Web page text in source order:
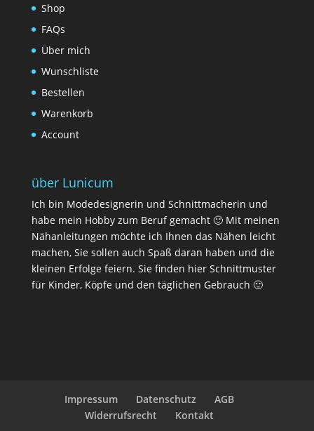
Shop
FAQs
Über mich
Wunschliste
Bestellen
Warenkorb
Account
über Lunicum
Ich bin Modedesignerin und Schnittmacherin und
habe mein Hobby zum Beruf gemacht 🙂 Mit meinen
Nähanleitungen möchte ich Ihnen das Nähen leicht
machen, Sie sollen auch Spaß daran haben und die
kleinen Erfolge feiern. Sie finden hier Schnittmuster
für Kinder, Köpfe und den täglichen Gebrauch 🙂
Impressum Datenschutz
AGB
Widerrufsrecht
Kontakt